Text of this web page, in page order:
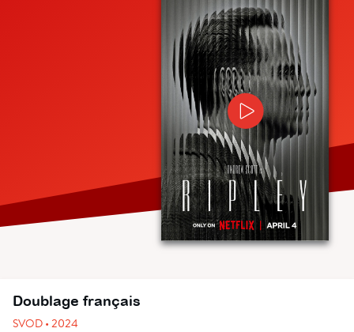
Doublage français
SVOD • 2024